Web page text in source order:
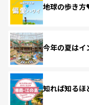
地球の歩き
今年の夏はイ
知れば知るほ